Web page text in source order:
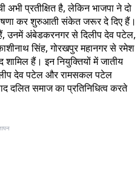
प्रतीक्षित है, लेकिन भाजपा ने दो
कर शुरुआती संकेत जरूर दे दिए हैं।
उनमें अंबेडकरनगर से दिलीप देव पटेल,
सिंह, गोरखपुर महानगर से रमेश
शामिल हैं। इन नियुक्तियों में जातीय
देव पटेल और रामसकल पटेल
दलित समाज का प्रतिनिधित्व करते